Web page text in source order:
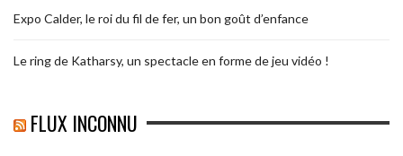
Expo Calder, le roi du fil de fer, un bon goût d’enfance
Le ring de Katharsy, un spectacle en forme de jeu vidéo !
FLUX INCONNU